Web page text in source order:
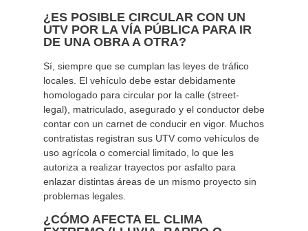
¿ES POSIBLE CIRCULAR CON UN
UTV POR LA VÍA PÚBLICA PARA IR
DE UNA OBRA A OTRA?
Sí, siempre que se cumplan las leyes de tráfico
locales. El vehículo debe estar debidamente
homologado para circular por la calle (street-
legal), matriculado, asegurado y el conductor debe
contar con un carnet de conducir en vigor. Muchos
contratistas registran sus UTV como vehículos de
uso agrícola o comercial limitado, lo que les
autoriza a realizar trayectos por asfalto para
enlazar distintas áreas de un mismo proyecto sin
problemas legales.
¿CÓMO AFECTA EL CLIMA